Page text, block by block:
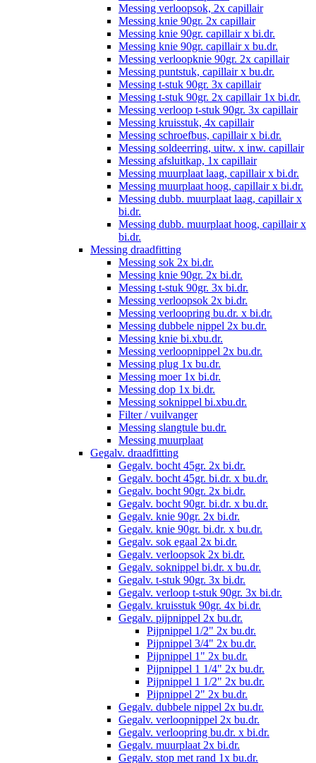
Messing verloopsok, 2x capillair
Messing knie 90gr. 2x capillair
Messing knie 90gr. capillair x bi.dr.
Messing knie 90gr. capillair x bu.dr.
Messing verloopknie 90gr. 2x capillair
Messing puntstuk, capillair x bu.dr.
Messing t-stuk 90gr. 3x capillair
Messing t-stuk 90gr. 2x capillair 1x bi.dr.
Messing verloop t-stuk 90gr. 3x capillair
Messing kruisstuk, 4x capillair
Messing schroefbus, capillair x bi.dr.
Messing soldeerring, uitw. x inw. capillair
Messing afsluitkap, 1x capillair
Messing muurplaat laag, capillair x bi.dr.
Messing muurplaat hoog, capillair x bi.dr.
Messing dubb. muurplaat laag, capillair x
bi.dr.
Messing dubb. muurplaat hoog, capillair x
bi.dr.
Messing draadfitting
Messing sok 2x bi.dr.
Messing knie 90gr. 2x bi.dr.
Messing t-stuk 90gr. 3x bi.dr.
Messing verloopsok 2x bi.dr.
Messing verloopring bu.dr. x bi.dr.
Messing dubbele nippel 2x bu.dr.
Messing knie bi.xbu.dr.
Messing verloopnippel 2x bu.dr.
Messing plug 1x bu.dr.
Messing moer 1x bi.dr.
Messing dop 1x bi.dr.
Messing soknippel bi.xbu.dr.
Filter / vuilvanger
Messing slangtule bu.dr.
Messing muurplaat
Gegalv. draadfitting
Gegalv. bocht 45gr. 2x bi.dr.
Gegalv. bocht 45gr. bi.dr. x bu.dr.
Gegalv. bocht 90gr. 2x bi.dr.
Gegalv. bocht 90gr. bi.dr. x bu.dr.
Gegalv. knie 90gr. 2x bi.dr.
Gegalv. knie 90gr. bi.dr. x bu.dr.
Gegalv. sok egaal 2x bi.dr.
Gegalv. verloopsok 2x bi.dr.
Gegalv. soknippel bi.dr. x bu.dr.
Gegalv. t-stuk 90gr. 3x bi.dr.
Gegalv. verloop t-stuk 90gr. 3x bi.dr.
Gegalv. kruisstuk 90gr. 4x bi.dr.
Gegalv. pijpnippel 2x bu.dr.
Pijpnippel 1/2" 2x bu.dr.
Pijpnippel 3/4" 2x bu.dr.
Pijpnippel 1" 2x bu.dr.
Pijpnippel 1 1/4" 2x bu.dr.
Pijpnippel 1 1/2" 2x bu.dr.
Pijpnippel 2" 2x bu.dr.
Gegalv. dubbele nippel 2x bu.dr.
Gegalv. verloopnippel 2x bu.dr.
Gegalv. verloopring bu.dr. x bi.dr.
Gegalv. muurplaat 2x bi.dr.
Gegalv. stop met rand 1x bu.dr.